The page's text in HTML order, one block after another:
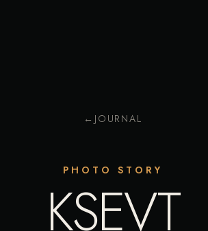
← JOURNAL
PHOTO STORY
KSEVT